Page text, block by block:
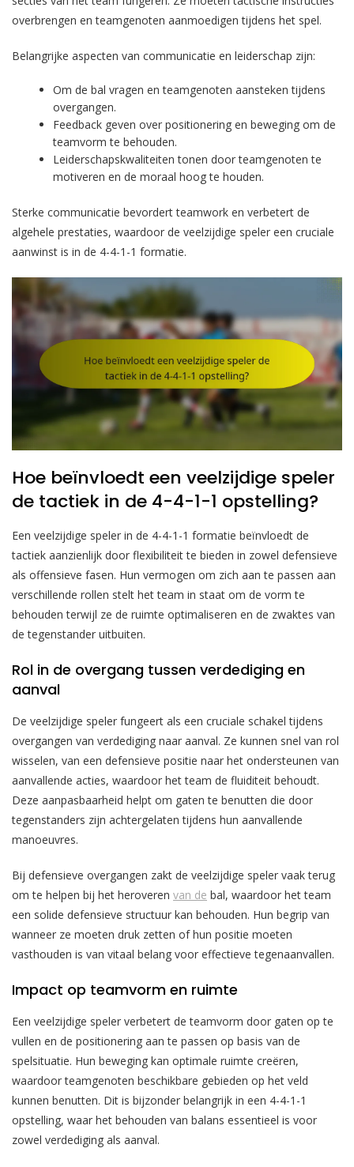
overbrengen en teamgenoten aanmoedigen tijdens het spel.
Belangrijke aspecten van communicatie en leiderschap zijn:
Om de bal vragen en teamgenoten aansteken tijdens
overgangen.
Feedback geven over positionering en beweging om de
teamvorm te behouden.
Leiderschapskwaliteiten tonen door teamgenoten te
motiveren en de moraal hoog te houden.
Sterke communicatie bevordert teamwork en verbetert de
algehele prestaties, waardoor de veelzijdige speler een cruciale
aanwinst is in de 4-4-1-1 formatie.
Hoe beïnvloedt een veelzijdige speler
de tactiek in de 4-4-1-1 opstelling?
Een veelzijdige speler in de 4-4-1-1 formatie beïnvloedt de
tactiek aanzienlijk door flexibiliteit te bieden in zowel defensieve
als offensieve fasen. Hun vermogen om zich aan te passen aan
verschillende rollen stelt het team in staat om de vorm te
behouden terwijl ze de ruimte optimaliseren en de zwaktes van
de tegenstander uitbuiten.
Rol in de overgang tussen verdediging en
aanval
De veelzijdige speler fungeert als een cruciale schakel tijdens
overgangen van verdediging naar aanval. Ze kunnen snel van rol
wisselen, van een defensieve positie naar het ondersteunen van
aanvallende acties, waardoor het team de fluiditeit behoudt.
Deze aanpasbaarheid helpt om gaten te benutten die door
tegenstanders zijn achtergelaten tijdens hun aanvallende
manoeuvres.
Bij defensieve overgangen zakt de veelzijdige speler vaak terug
om te helpen bij het heroveren van de bal, waardoor het team
een solide defensieve structuur kan behouden. Hun begrip van
wanneer ze moeten druk zetten of hun positie moeten
vasthouden is van vitaal belang voor effectieve tegenaanvallen.
Impact op teamvorm en ruimte
Een veelzijdige speler verbetert de teamvorm door gaten op te
vullen en de positionering aan te passen op basis van de
spelsituatie. Hun beweging kan optimale ruimte creëren,
waardoor teamgenoten beschikbare gebieden op het veld
kunnen benutten. Dit is bijzonder belangrijk in een 4-4-1-1
opstelling, waar het behouden van balans essentieel is voor
zowel verdediging als aanval.